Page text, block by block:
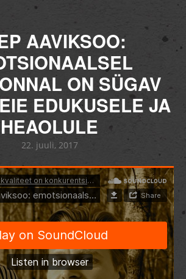
AAVIKSOO:
ON SÜGAV
EDUKUSELE JA
HEAOLULE
22. juuli, 2017